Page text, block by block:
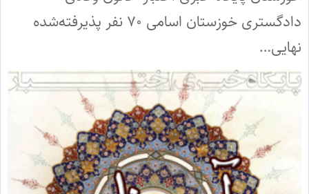
دادگستری خوزستان اسامی ۷۰ نفر پذیرفته‌شده
نهایی…